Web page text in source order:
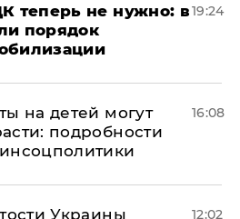
теперь не нужно: в
порядок
19:24
на детей могут
подробности
16:08
Украины
12:02